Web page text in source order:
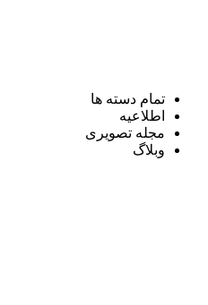
تمام دسته ها
اطلاعیه
مجله تصویری
وبلاگ